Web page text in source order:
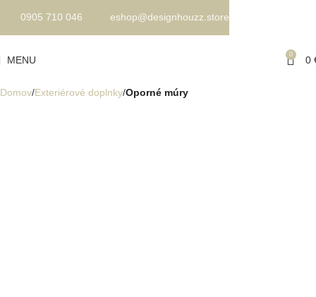
MENU 0 0
Domov Exteriérové doplnky Oporné múry
0905 710 046 eshop@designhouzz.store